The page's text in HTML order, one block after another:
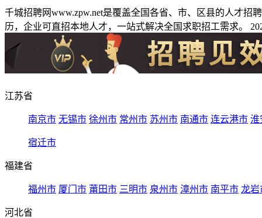
千城招聘网www.zpw.net是覆盖全国各省、市、区县的人才
历，企业可直招本地人才，一站式解决全国求职招工需求。
江苏省
南京市 无锡市 徐州市 常州市 苏州市 南通市 连云港市 淮
宿迁市
福建省
福州市 厦门市 莆田市 三明市 泉州市 漳州市 南平市 龙岩
河北省